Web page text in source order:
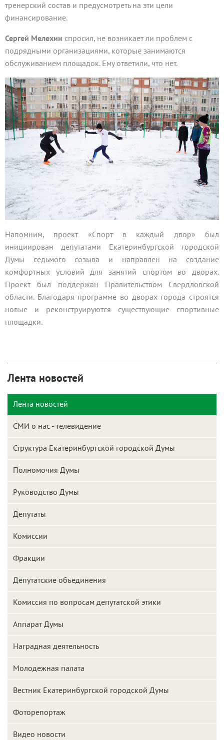
тренерский состав и предусмотреть на эти цели
финансирование.
Сергей Мелехин спросил, не возникает ли проблем с
подрядными организациями, которые занимаются
обслуживанием площадок. Ему ответили, что нет.
Напомним, проект «Спорт в каждый двор» был
инициирован депутатами Екатеринбургской городской
Думы седьмого созыва и направлен на создание
комфортных условий для занятий спортом во дворах.
Проект был поддержан Правительством Свердловской
области. Благодаря программе во дворах города строятся
новые и реконструируются существующие спортивные
площадки.
Лента новостей
Лента новостей
СМИ о нас - телевидение
Структура Екатеринбургской городской Думы
Полномочия Думы
Руководство Думы
Депутаты
Комиссии
Фракции
Депутатские объединения
Комиссия по вопросам депутатской этики
Аппарат Думы
Наградная деятельность
Молодежная палата
Вестник Екатеринбургской городской Думы
Фоторепортаж
Видео новости